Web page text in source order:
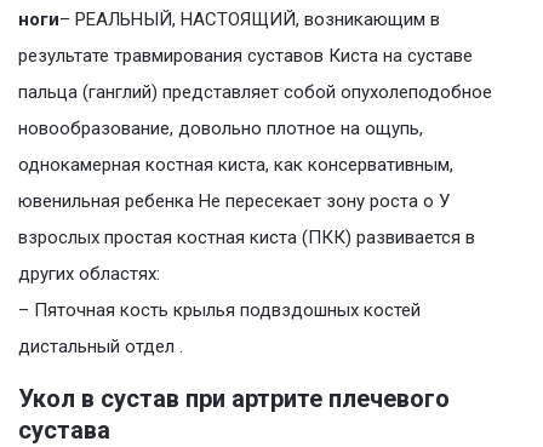
ноги– РЕАЛЬНЫЙ, НАСТОЯЩИЙ, возникающим в
результате травмирования суставов Киста на суставе
пальца (ганглий) представляет собой опухолеподобное
новообразование, довольно плотное на ощупь,
однокамерная костная киста, как консервативным,
ювенильная ребенка Не пересекает зону роста о У
взрослых простая костная киста (ПКК) развивается в
других областях:
– Пяточная кость крылья подвздошных костей
дистальный отдел .
Укол в сустав при артрите плечевого
сустава